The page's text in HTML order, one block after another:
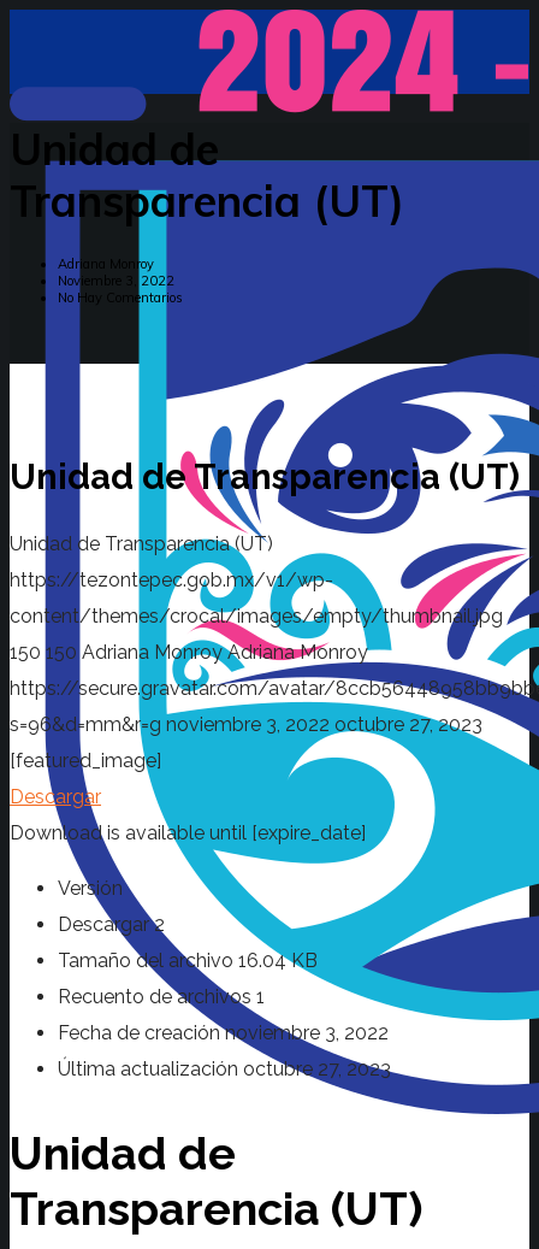
Unidad de
Transparencia (UT)
Adriana Monroy
Noviembre 3, 2022
No Hay Comentarios
Unidad de Transparencia (UT)
Unidad de Transparencia (UT)
https://tezontepec.gob.mx/v1/wp-
content/themes/crocal/images/empty/thumbnail.jpg
150 150 Adriana Monroy Adriana Monroy
https://secure.gravatar.com/avatar/
s=96&d=mm&r=g noviembre 3, 2022 octubre 27, 2023
[featured_image]
Descargar
Download is available until [expire_date]
Versión
Descargar2
Tamaño del archivo 16.04 KB
Recuento de archivos 1
Fecha de creaciónnoviembre 3, 2022
Última actualización octubre 27, 2023
Unidad de
Transparencia (UT)